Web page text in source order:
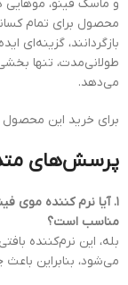
و ماسک فینو، موهایی
محصول برای تمام
بازگردانند،
طولانی‌مدت، تنها
می‌دهد.
برای خرید این محصول
پرسش‌های
۱. آیا نرم کننده موی فینو
مناسب است؟
بله، این نرم‌کننده
می‌شود، بنابراین